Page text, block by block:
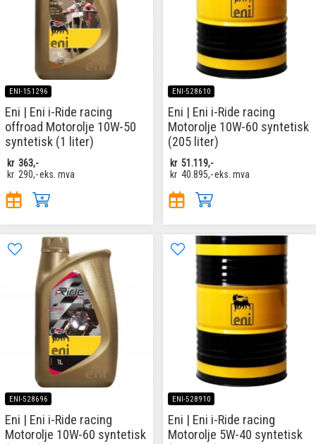
ENI-151296
Eni | Eni i-Ride racing
offroad Motorolje 10W-50
syntetisk (1 liter)
kr 363,-
kr 290,-eks. mva
ENI-528610
Eni | Eni i-Ride racing
Motorolje 10W-60 syntetisk
(205 liter)
kr 51.119,-
kr 40.895,-eks. mva
ENI-528696
Eni | Eni i-Ride racing
Motorolje 10W-60 syntetisk
ENI-528910
Eni | Eni i-Ride racing
Motorolje 5W-40 syntetisk